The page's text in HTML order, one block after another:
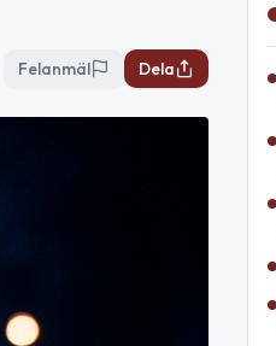
Felanmäl Dela